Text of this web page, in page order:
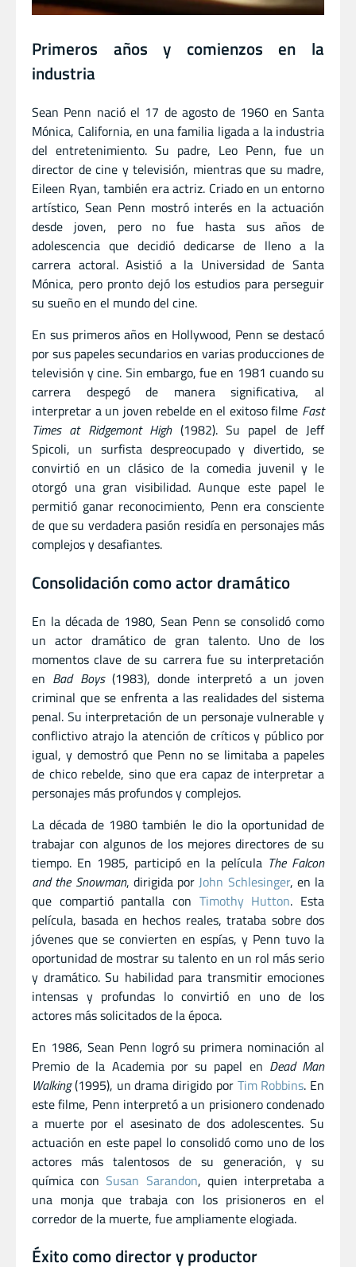
Primeros años y comienzos en la
industria
Sean Penn nació el 17 de agosto de 1960 en Santa
Mónica, California, en una familia ligada a la industria
del entretenimiento. Su padre, Leo Penn, fue un
director de cine y televisión, mientras que su madre,
Eileen Ryan, también era actriz. Criado en un entorno
artístico, Sean Penn mostró interés en la actuación
desde joven, pero no fue hasta sus años de
adolescencia que decidió dedicarse de lleno a la
carrera actoral. Asistió a la Universidad de Santa
Mónica, pero pronto dejó los estudios para perseguir
su sueño en el mundo del cine.
En sus primeros años en Hollywood, Penn se destacó
por sus papeles secundarios en varias producciones de
televisión y cine. Sin embargo, fue en 1981 cuando su
carrera despegó de manera significativa, al
interpretar a un joven rebelde en el exitoso filme Fast
Times at Ridgemont High(1982). Su papel de Jeff
Spicoli, un surfista despreocupado y divertido, se
convirtió en un clásico de la comedia juvenil y le
otorgó una gran visibilidad. Aunque este papel le
permitió ganar reconocimiento, Penn era consciente
de que su verdadera pasión residía en personajes más
complejos y desafiantes.
Consolidación como actor dramático
En la década de 1980, Sean Penn se consolidó como
un actor dramático de gran talento. Uno de los
momentos clave de su carrera fue su interpretación
en Bad Boys(1983), donde interpretó a un joven
criminal que se enfrenta a las realidades del sistema
penal. Su interpretación de un personaje vulnerable y
conflictivo atrajo la atención de críticos y público por
igual, y demostró que Penn no se limitaba a papeles
de chico rebelde, sino que era capaz de interpretar a
personajes más profundos y complejos.
La década de 1980 también le dio la oportunidad de
trabajar con algunos de los mejores directores de su
tiempo. En 1985, participó en la película The Falcon
and the Snowman, dirigida por John Schlesinger, en la
que compartió pantalla con Timothy Hutton. Esta
película, basada en hechos reales, trataba sobre dos
jóvenes que se convierten en espías, y Penn tuvo la
oportunidad de mostrar su talento en un rol más serio
y dramático. Su habilidad para transmitir emociones
intensas y profundas lo convirtió en uno de los
actores más solicitados de la época.
En 1986, Sean Penn logró su primera nominación al
Premio de la Academia por su papel en Dead Man
Walking(1995), un drama dirigido por Tim Robbins. En
este filme, Penn interpretó a un prisionero condenado
a muerte por el asesinato de dos adolescentes. Su
actuación en este papel lo consolidó como uno de los
actores más talentosos de su generación, y su
química conSusan Sarandon, quien interpretaba a
una monja que trabaja con los prisioneros en el
corredor de la muerte, fue ampliamente elogiada.
Éxito como director y productor